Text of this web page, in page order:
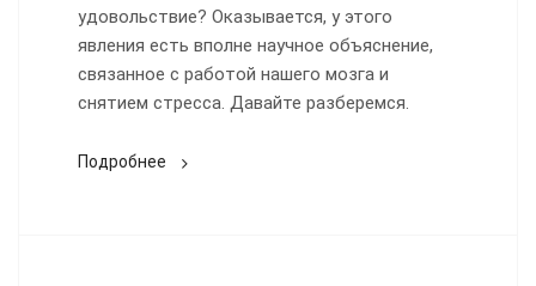
удовольствие? Оказывается, у этого
явления есть вполне научное объяснение,
связанное с работой нашего мозга и
снятием стресса. Давайте разберемся.
Подробнее